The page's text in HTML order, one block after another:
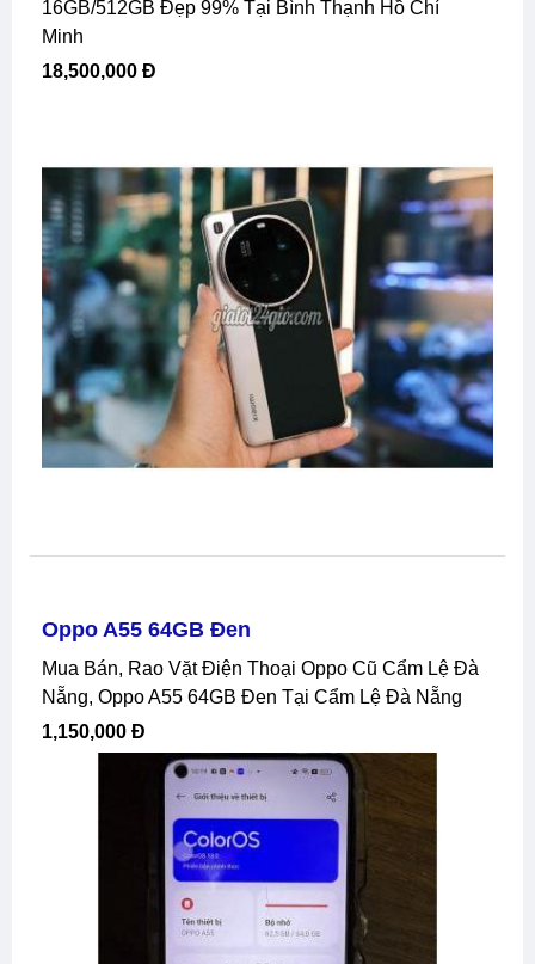
16GB/512GB Đẹp 99% Tại Bình Thạnh Hồ Chí
Minh
18,500,000 Đ
Oppo A55 64GB Đen
Mua Bán, Rao Vặt Điện Thoại Oppo Cũ Cẩm Lệ Đà
Nẵng, Oppo A55 64GB Đen Tại Cẩm Lệ Đà Nẵng
1,150,000 Đ